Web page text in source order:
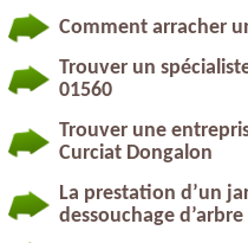
Comment arracher
Trouver un
01560
Trouver une
Curciat Dongalon
La prestation d’un
dessouchage